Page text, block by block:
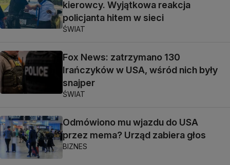
kierowcy. Wyjątkowa reakcja
policjanta hitem w sieci
ŚWIAT
Fox News: zatrzymano 130
Irańczyków w USA, wśród nich były
snajper
ŚWIAT
Odmówiono mu wjazdu do USA
przez mema? Urząd zabiera głos
BIZNES